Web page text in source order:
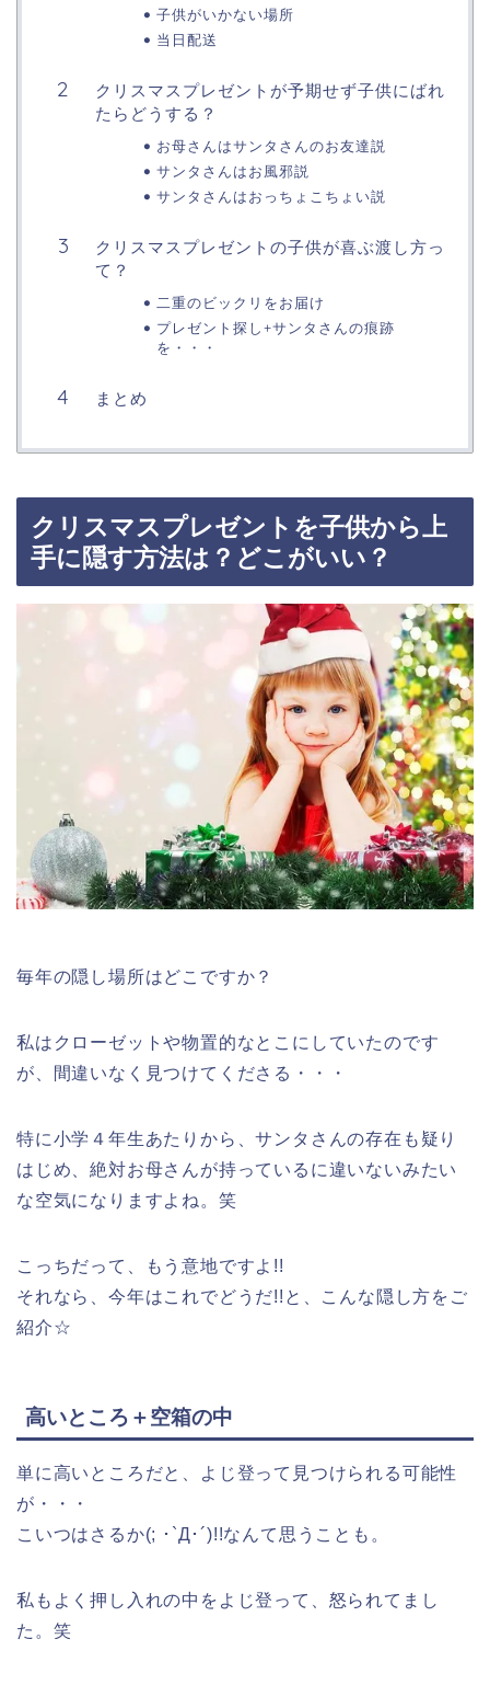
子供がいかない場所
当日配送
クリスマスプレゼントが予期せず子供にばれ
たらどうする？
お母さんはサンタさんのお友達説
サンタさんはお風邪説
サンタさんはおっちょこちょい説
クリスマスプレゼントの子供が喜ぶ渡し方っ
て？
二重のビックリをお届け
プレゼント探し+サンタさんの痕跡
を・・・
まとめ
クリスマスプレゼントを子供から上
手に隠す方法は？どこがいい？
毎年の隠し場所はどこですか？
私はクローゼットや物置的なとこにしていたのです
が、間違いなく見つけてくださる・・・
特に小学４年生あたりから、サンタさんの存在も疑り
はじめ、絶対お母さんが持っているに違いないみたい
な空気になりますよね。笑
こっちだって、もう意地ですよ!!
それなら、今年はこれでどうだ!!と、こんな隠し方をご
紹介☆
高いところ＋空箱の中
単に高いところだと、よじ登って見つけられる可能性
が・・・
こいつはさるか(; ･`Д･´)!!なんて思うことも。
私もよく押し入れの中をよじ登って、怒られてまし
た。笑